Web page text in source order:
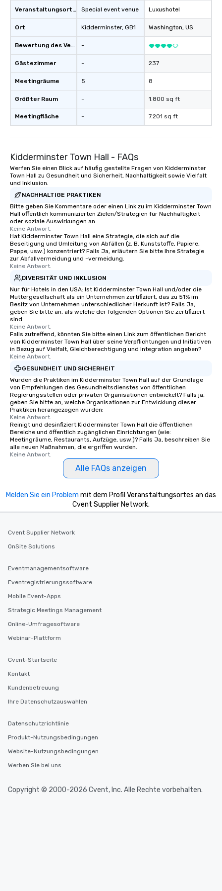
Veranstaltungsortstyp
Ort
Bewertung des Veranstaltungsortes
Gästezimmer
Meetingräume
Größter Raum
Meetingfläche
Special event venue
Kidderminster, GB1
-
-
5
-
-
Luxushotel
Washington, US
237
8
1.800 sq ft
7.201 sq ft
Kidderminster Town Hall - FAQs
Werfen Sie einen Blick auf häufig gestellte Fragen von Kidderminster
Town Hall zu Gesundheit und Sicherheit, Nachhaltigkeit sowie Vielfalt
und Inklusion.
NACHHALTIGE PRAKTIKEN
Bitte geben Sie Kommentare oder einen Link zu im Kidderminster Town
Hall öffentlich kommunizierten Zielen/Strategien für Nachhaltigkeit
oder soziale Auswirkungen an.
Keine Antwort.
Hat Kidderminster Town Hall eine Strategie, die sich auf die
Beseitigung und Umleitung von Abfällen (z. B. Kunststoffe, Papiere,
Pappe, usw.) konzentriert? Falls Ja, erläutern Sie bitte Ihre Strategie
zur Abfallvermeidung und -vermeidung.
Keine Antwort.
DIVERSITÄT UND INKLUSION
Nur für Hotels in den USA: Ist Kidderminster Town Hall und/oder die
Muttergesellschaft als ein Unternehmen zertifiziert, das zu 51% im
Besitz von Unternehmen unterschiedlicher Herkunft ist? Falls Ja,
geben Sie bitte an, als welche der folgenden Optionen Sie zertifiziert
sind:
Keine Antwort.
Falls zutreffend, könnten Sie bitte einen Link zum öffentlichen Bericht
von Kidderminster Town Hall über seine Verpflichtungen und Initiativen
in Bezug auf Vielfalt, Gleichberechtigung und Integration angeben?
Keine Antwort.
GESUNDHEIT UND SICHERHEIT
Wurden die Praktiken im Kidderminster Town Hall auf der Grundlage
von Empfehlungen des Gesundheitsdienstes von öffentlichen
Regierungsstellen oder privaten Organisationen entwickelt? Falls ja,
geben Sie bitte an, welche Organisationen zur Entwicklung dieser
Praktiken herangezogen wurden:
Keine Antwort.
Reinigt und desinfiziert Kidderminster Town Hall die öffentlichen
Bereiche und öffentlich zugänglichen Einrichtungen (wie:
Meetingräume, Restaurants, Aufzüge, usw.)? Falls Ja, beschreiben Sie
alle neuen Maßnahmen, die ergriffen wurden.
Keine Antwort.
Alle FAQs anzeigen
Melden Sie ein Problem mit dem Profil Veranstaltungsortes an das
Cvent Supplier Network.
Cvent Supplier Network
OnSite Solutions
Eventmanagementsoftware
Eventregistrierungssoftware
Mobile Event-Apps
Strategic Meetings Management
Online-Umfragesoftware
Webinar-Plattform
Cvent-Startseite
Kontakt
Kundenbetreuung
Ihre Datenschutzauswahlen
Datenschutzrichtlinie
Produkt-Nutzungsbedingungen
Website-Nutzungsbedingungen
Werben Sie bei uns
Copyright © 2000-2026 Cvent, Inc. Alle Rechte vorbehalten.